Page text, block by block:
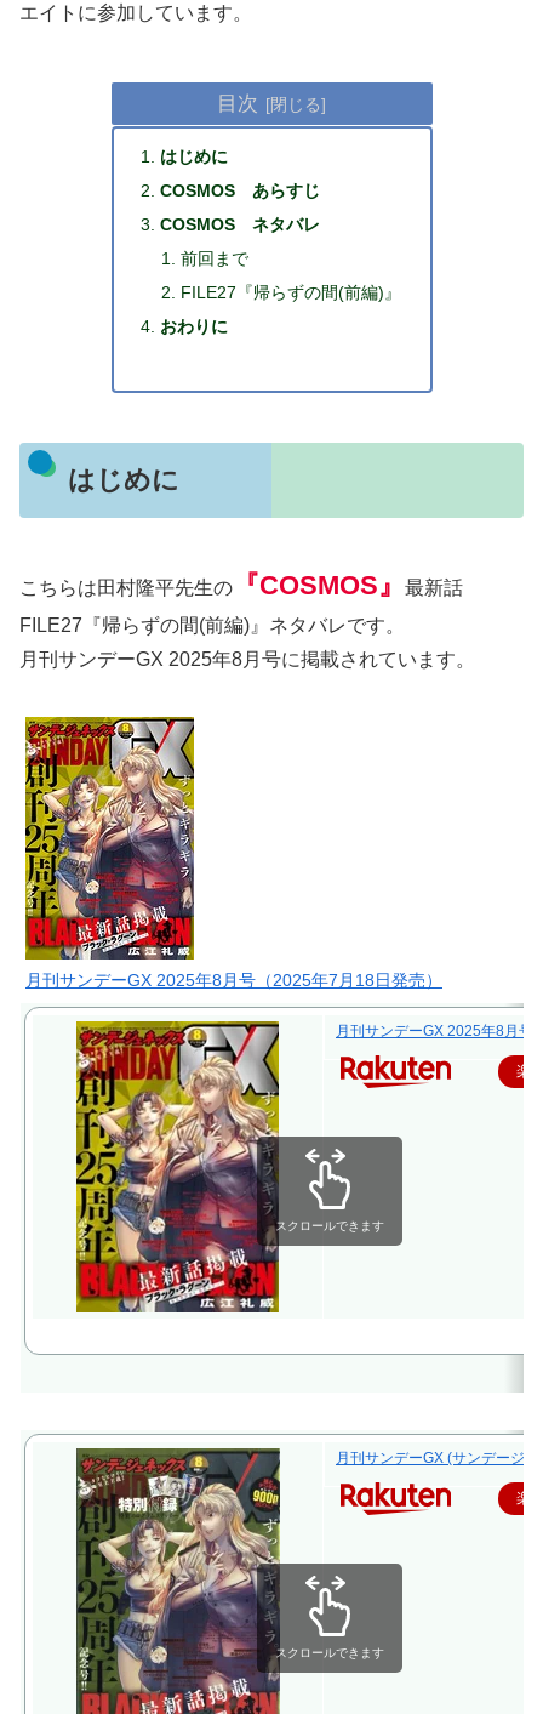
エイトに参加しています。
目次
はじめに
COSMOS あらすじ
COSMOS ネタバレ
前回まで
FILE27『帰らずの間(前編)』
おわりに
はじめに
こちらは田村隆平先生の 『COSMOS』
最新話
FILE27『帰らずの間(前編)』ネタバレです。
月刊サンデーGX 2025年8月号に掲載されています。
月刊サンデーGX 2025年8月号（2025年7月18日発売）
月刊サンデーGX 2025年8月号
楽
スクロールできます
月刊サンデーGX (サンデージ
楽
スクロールできます